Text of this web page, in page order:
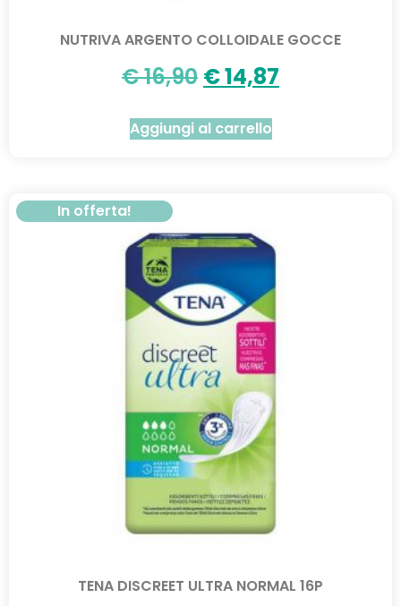
NUTRIVA ARGENTO COLLOIDALE GOCCE
€16,90 €14,87
Aggiungi al carrello
In offerta!
TENA DISCREET ULTRA NORMAL 16P